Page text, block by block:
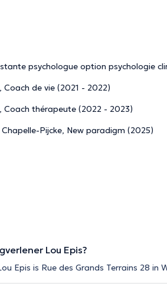
psychologue option psychologie
de vie (2021 - 2022)
Coach thérapeute (2022 - 2023)
Pijcke, New paradigm (2025)
Lou Epis?
Epis is Rue des Grands Terrains 28 in